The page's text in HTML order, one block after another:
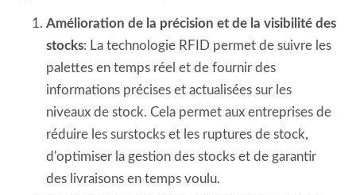
Amélioration de la précision et de la visibilité des
stocks: La technologie RFID permet de suivre les
palettes en temps réel et de fournir des
informations précises et actualisées sur les
niveaux de stock. Cela permet aux entreprises de
réduire les surstocks et les ruptures de stock,
d'optimiser la gestion des stocks et de garantir
des livraisons en temps voulu.